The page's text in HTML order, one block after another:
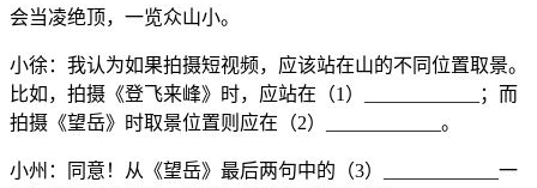
会当凌绝顶，一览众山小。
小徐：我认为如果拍摄短视频，应该站在山的不同位置取景。
比如，拍摄《登飞来峰》时，应站在（1）____________；而
拍摄《望岳》时取景位置则应在（2）____________。
小州：同意！从《望岳》最后两句中的（3）____________一